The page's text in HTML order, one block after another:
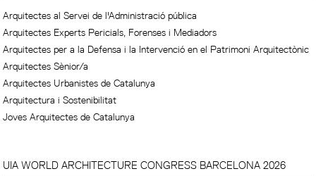
Arquitectes al Servei de l'Administració pública
Arquitectes Experts Pericials, Forenses i Mediadors
Arquitectes per a la Defensa i la Intervenció en el Patrimoni Arquitectònic
Arquitectes Sènior/a
Arquitectes Urbanistes de Catalunya
Arquitectura i Sostenibilitat
Joves Arquitectes de Catalunya
UIA WORLD ARCHITECTURE CONGRESS BARCELONA 2026